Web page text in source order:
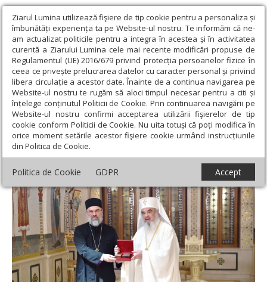
Ziarul Lumina utilizează fişiere de tip cookie pentru a personaliza și
îmbunătăți experiența ta pe Website-ul nostru. Te informăm că ne-
am actualizat politicile pentru a integra în acestea și în activitatea
curentă a Ziarului Lumina cele mai recente modificări propuse de
Regulamentul (UE) 2016/679 privind protecția persoanelor fizice în
ceea ce privește prelucrarea datelor cu caracter personal și privind
libera circulație a acestor date. Înainte de a continua navigarea pe
Website-ul nostru te rugăm să aloci timpul necesar pentru a citi și
înțelege conținutul Politicii de Cookie. Prin continuarea navigării pe
Website-ul nostru confirmi acceptarea utilizării fişierelor de tip
cookie conform Politicii de Cookie. Nu uita totuși că poți modifica în
orice moment setările acestor fişiere cookie urmând instrucțiunile
din Politica de Cookie.
Politica de Cookie GDPR Accept
Ziarul Lumina › Actualitate religioasă › Știri › Sfinte moaşte
oferite Episcopiei Ortodoxe Române a Canadei
Sfinte moaşte oferite Episcopiei Ortodoxe
Române a Canadei